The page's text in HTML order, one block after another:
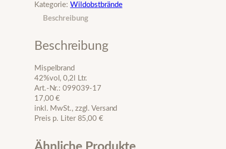
p
b
r
n
d
M
e
n
g
Kategorie: Wildobstbrände
Beschreibung
Beschreibung
Mispelbrand
42%vol, 0,2l Ltr.
Art.-Nr.: 099039-17
17,00 €
inkl. MwSt., zzgl. Versand
Preis p. Liter 85,00 €